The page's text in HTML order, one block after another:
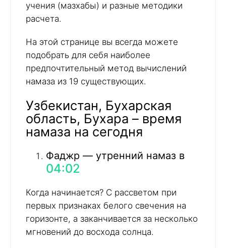
учения (мазхабы) и разные методики
расчета.
На этой странице вы всегда можете
подобрать для себя наиболее
предпочтительный метод вычислений
намаза из 19 существующих.
Узбекистан, Бухарская
область, Бухара – время
намаза на сегодня
Фаджр — утренний намаз в
04:02
Когда начинается? С рассветом при
первых признаках белого свечения на
горизонте, а заканчивается за несколько
мгновений до восхода солнца.